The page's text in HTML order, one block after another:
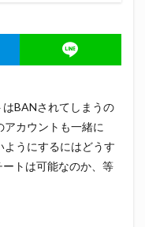
BANされてしまうの
カウントも一緒に
うにするにはどうす
トは可能なのか、等